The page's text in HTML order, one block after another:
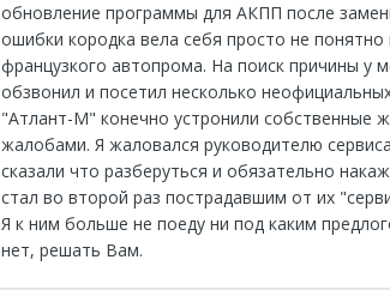
обновление программы для АКПП после
ошибки кородка вела себя просто не
французкого автопрома. На поиск причины у
обзвонил и посетил несколько
"Атлант-М" конечно устронили собственные
жалобами. Я жаловался руководителю
сказали что разберуться и обязательно
стал во второй раз пострадавшим от их
Я к ним больше не поеду ни под каким
нет, решать Вам.